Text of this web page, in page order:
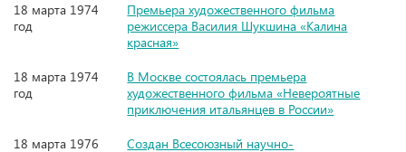
18 марта 1974
год
Премьера художественного фильма
режиссера Василия Шукшина «Калина
красная»
18 марта 1974
год
В Москве состоялась премьера
художественного фильма «Невероятные
приключения итальянцев в России»
18 марта 1976
Создан Всесоюзный научно-